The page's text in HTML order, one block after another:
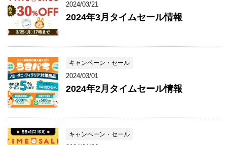
2024/03/21
2024年3月タイムセール情報
キャンペーン・セール
2024/03/01
2024年2月タイムセール情報
キャンペーン・セール